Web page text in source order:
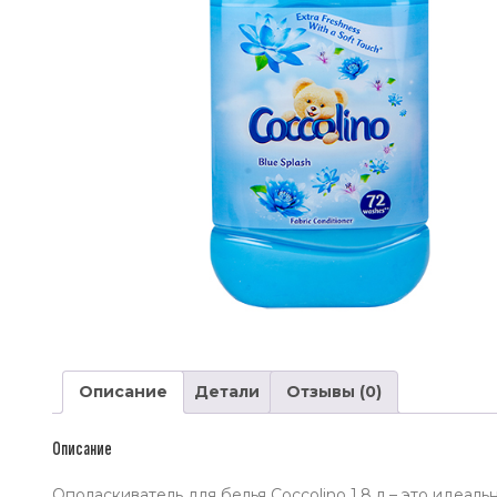
Описание Детали Отзывы (0)
Описание